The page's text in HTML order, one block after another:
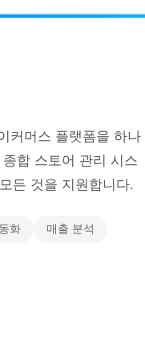
커머스 플랫폼을 하나
합 스토어 관리 시스
든 것을 지원합니다.
화 매출 분석